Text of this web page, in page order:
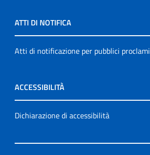
ATTI DI NOTIFICA
Atti di notificazione per pubblici proclami
ACCESSIBILITÀ
Dichiarazione di accessibilità